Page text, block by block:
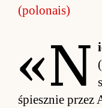
(po­lona­is)
«N (
śpiesz­nie przez